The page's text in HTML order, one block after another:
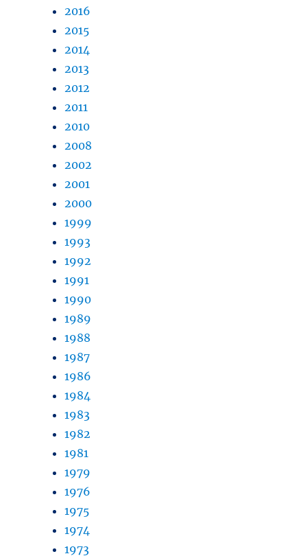
2016
2015
2014
2013
2012
2011
2010
2008
2002
2001
2000
1999
1993
1992
1991
1990
1989
1988
1987
1986
1984
1983
1982
1981
1979
1976
1975
1974
1973